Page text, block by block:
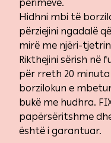
perimeve.
Hidhni mbi të
përziejini ngadalë
mirë me njëri-
Rikthejini sërish në
për rreth 20
borzilokun e
bukë me hudhra.
papërsëritshme
është i garantuar.